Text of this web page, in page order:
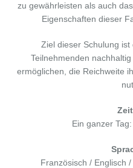
zu gewährleisten als auch
Eigenschaften dieser
Ziel dieser Schulung
Teilnehmenden
ermöglichen, die Reichweite
Ein ganzer
Französisch / Englisch